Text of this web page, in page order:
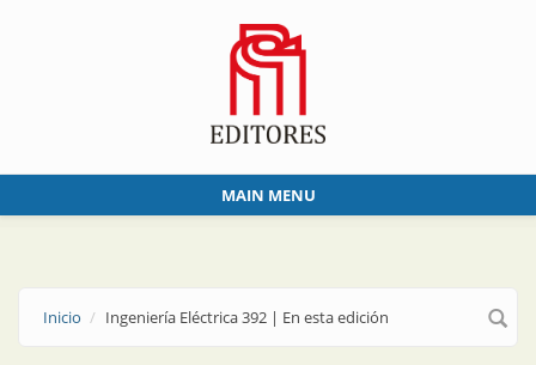
MAIN MENU
Inicio Ingeniería Eléctrica 392 | En esta edición